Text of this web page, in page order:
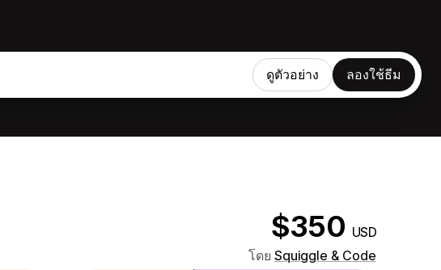
ดูตัวอย่าง ลองใช้ธีม
$350 USD
โดย Squiggle & Code